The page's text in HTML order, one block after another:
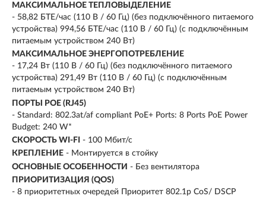
МАКСИМАЛЬНОЕ ТЕПЛОВЫДЕЛЕНИЕ
- 58,82 БТЕ/час (110 В / 60 Гц) (без подключённого питаемого
устройства) 994,56 БТЕ/час (110 В / 60 Гц) (с подключённым
питаемым устройством 240 Вт)
МАКСИМАЛЬНОЕ ЭНЕРГОПОТРЕБЛЕНИЕ
- 17,24 Вт (110 В / 60 Гц) (без подключённого питаемого
устройства) 291,49 Вт (110 В / 60 Гц) (с подключённым
питаемым устройством 240 Вт)
ПОРТЫ POE (RJ45)
- Standard: 802.3at/af compliant PoE+ Ports: 8 Ports PoE Power
Budget: 240 W*
СКОРОСТЬ WI-FI
- 100 Мбит/с
КРЕПЛЕНИЕ - Монтируется в стойку
ОСНОВНЫЕ ОСОБЕННОСТИ - Без вентилятора
ПРИОРИТИЗАЦИЯ (QOS)
- 8 приоритетных очередей Приоритет 802.1p CoS/ DSCP